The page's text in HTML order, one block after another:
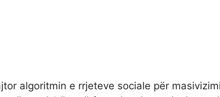
algoritmin e rrjeteve sociale për